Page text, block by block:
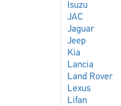
Isuzu
JAC
Jaguar
Jeep
Kia
Lancia
Land Rover
Lexus
Lifan